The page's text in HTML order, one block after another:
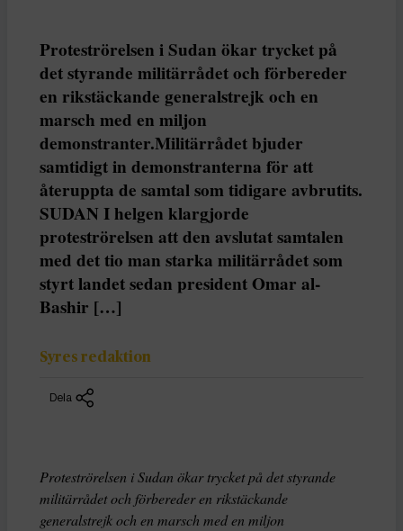
Proteströrelsen i Sudan ökar trycket på
det styrande militärrådet och förbereder
en rikstäckande generalstrejk och en
marsch med en miljon
demonstranter.Militärrådet bjuder
samtidigt in demonstranterna för att
återuppta de samtal som tidigare avbrutits.
SUDAN I helgen klargjorde
proteströrelsen att den avslutat samtalen
med det tio man starka militärrådet som
styrt landet sedan president Omar al-
Bashir […]
Syres redaktion
Dela
Proteströrelsen i Sudan ökar trycket på det styrande
militärrådet och förbereder en rikstäckande
generalstrejk och en marsch med en miljon